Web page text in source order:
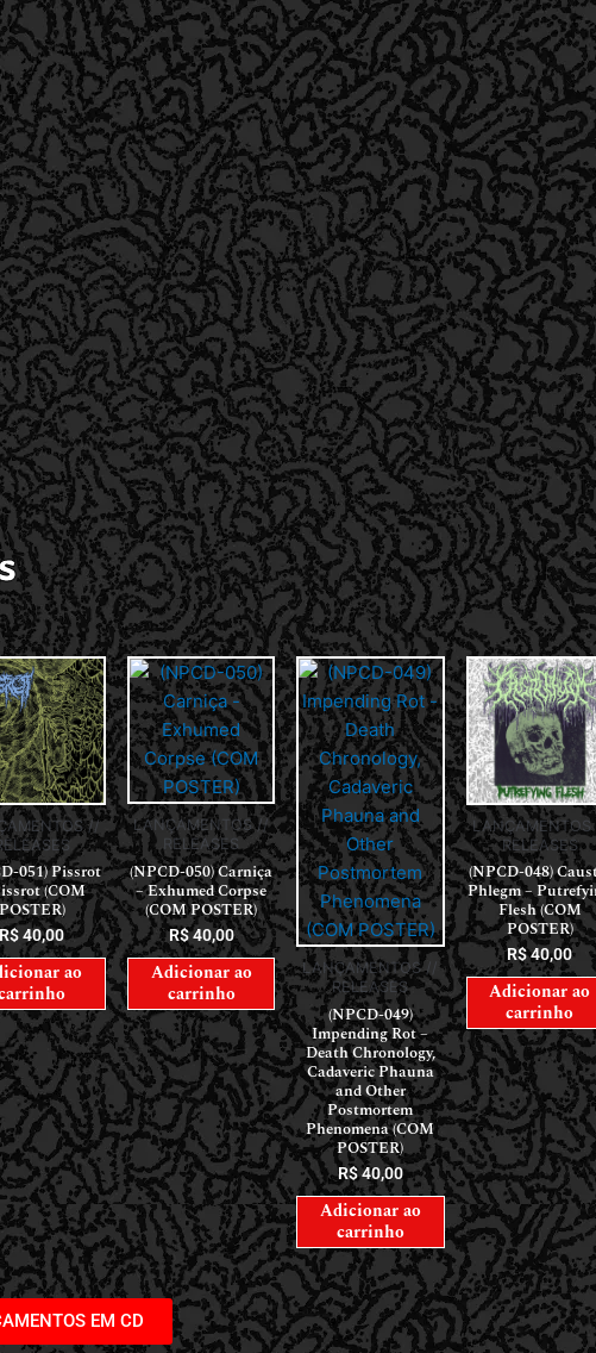
//
051) Pissrot
(COM
R$40,00
ao
LANÇAMENTOS //
RELEASES
(NPCD-050) Carniça
– Exhumed Corpse
(COM POSTER)
R$40,00
Adicionar ao
carrinho
LANÇAMENTOS //
RELEASES
(NPCD-049)
Impending Rot –
Death Chronology,
Cadaveric Phauna
and Other
Postmortem
Phenomena (COM
POSTER)
R$40,00
Adicionar ao
carrinho
RELEASES
(NPCD-048)
Phlegm –
Flesh (COM
POSTER)
R$40,00
Adicionar ao
carrinho
EM CD